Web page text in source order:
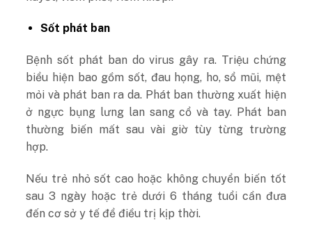
Sốt phát ban
Bệnh sốt phát ban do virus gây ra. Triệu chứng
biểu hiện bao gồm sốt, đau họng, ho, sổ mũi, mệt
mỏi và phát ban ra da. Phát ban thường xuất hiện
ở ngực bụng lưng lan sang cổ và tay. Phát ban
thường biến mất sau vài giờ tùy từng trường
hợp.
Nếu trẻ nhỏ sốt cao hoặc không chuyển biến tốt
sau 3 ngày hoặc trẻ dưới 6 tháng tuổi cần đưa
đến cơ sở y tế để điều trị kịp thời.